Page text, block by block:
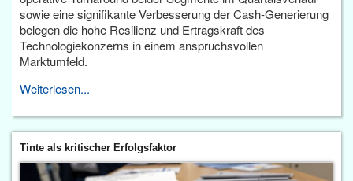
sowie eine signifikante Verbesserung der Cash-Generierung
belegen die hohe Resilienz und Ertragskraft des
Technologiekonzerns in einem anspruchsvollen
Marktumfeld.
Weiterlesen...
Tinte als kritischer Erfolgsfaktor